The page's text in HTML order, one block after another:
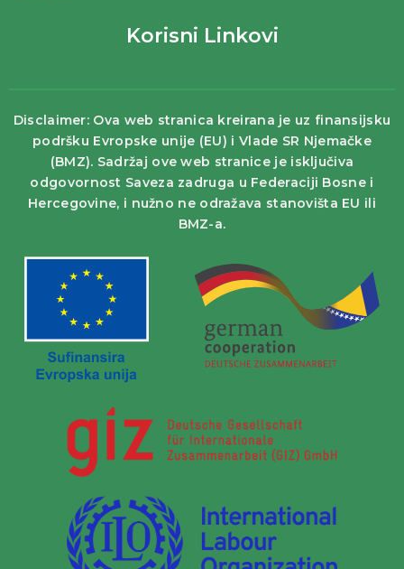
Korisni Linkovi
Disclaimer: Ova web stranica kreirana je uz finansijsku
podršku Evropske unije (EU) i Vlade SR Njemačke
(BMZ). Sadržaj ove web stranice je isključiva
odgovornost Saveza zadruga u Federaciji Bosne i
Hercegovine, i nužno ne odražava stanovišta EU ili
BMZ-a.